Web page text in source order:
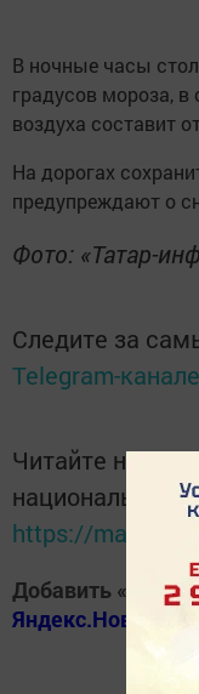
В ночные часы
градусов мороза, в
воздуха составит
На дорогах
предупреждают о
Фото: «Татар-
Следите за
Telegram-канале
Читайте
национальном
https://max.ru/
Добавить
Яндекс.Новости